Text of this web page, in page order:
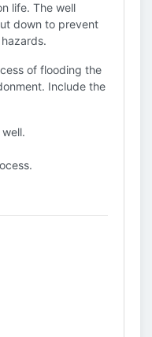
life. The well
down to prevent
of flooding the
Include the